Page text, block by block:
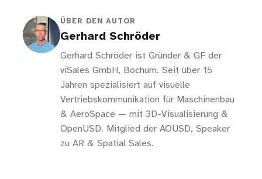
ÜBER DEN AUTOR
Gerhard Schröder
Gerhard Schröder ist Gründer & GF der
viSales GmbH, Bochum. Seit über 15
Jahren spezialisiert auf visuelle
Vertriebskommunikation für Maschinenbau
& AeroSpace — mit 3D-Visualisierung &
OpenUSD. Mitglied der AOUSD, Speaker
zu AR & Spatial Sales.